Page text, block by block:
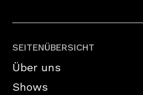
SEITENÜBERSICHT
Über uns
Shows